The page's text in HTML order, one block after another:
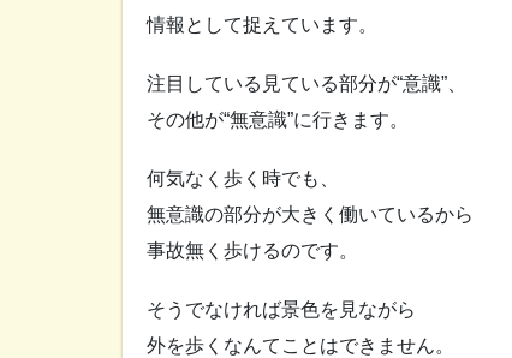
情報として捉えています。
注目している見ている部分が“意識”、
その他が“無意識”に行きます。
何気なく歩く時でも、
無意識の部分が大きく働いているから
事故無く歩けるのです。
そうでなければ景色を見ながら
外を歩くなんてことはできません。